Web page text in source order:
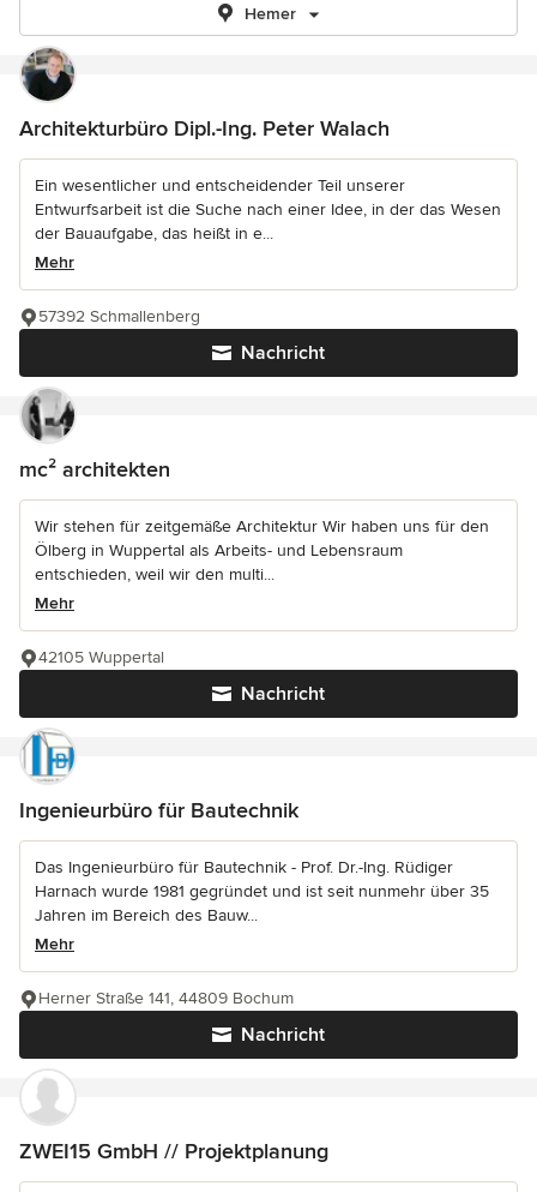
Hemer
Architekturbüro Dipl.-Ing. Peter Walach
Ein wesentlicher und entscheidender Teil unserer
Entwurfsarbeit ist die Suche nach einer Idee, in der das Wesen
der Bauaufgabe, das heißt in e...
Mehr
Nachricht
57392 Schmallenberg
mc² architekten
Wir stehen für zeitgemäße Architektur Wir haben uns für den
Ölberg in Wuppertal als Arbeits- und Lebensraum
entschieden, weil wir den multi...
Mehr
Nachricht
42105 Wuppertal
Ingenieurbüro für Bautechnik
Das Ingenieurbüro für Bautechnik - Prof. Dr.-Ing. Rüdiger
Harnach wurde 1981 gegründet und ist seit nunmehr über 35
Jahren im Bereich des Bauw...
Mehr
Nachricht
Herner Straße 141, 44809 Bochum
ZWEI15 GmbH // Projektplanung